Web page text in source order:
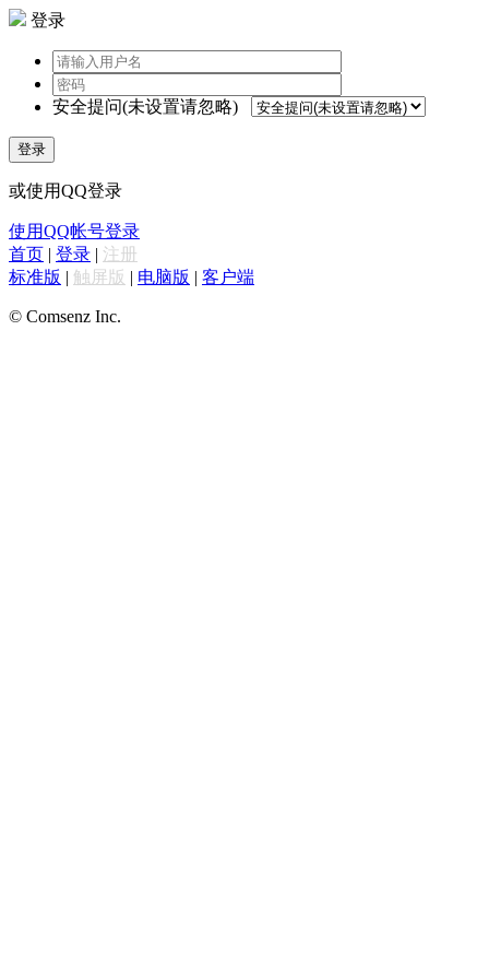
登录
安全提问(未设置请忽略)
登录
或使用QQ登录
使用QQ帐号登录
首页 | 登录 | 注册
标准版 | 触屏版 | 电脑版 | 客户端
© Comsenz Inc.